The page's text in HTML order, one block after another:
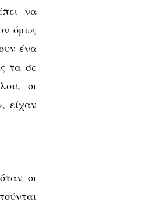
να
όμως
ένα
τα σε
οι
είχαν
οι